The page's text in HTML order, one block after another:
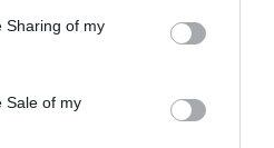
behaviour. You may click to
and its third-party tags to
purposes in below Google
Sharing of my
Sale of my
azok az olvasók személyes véleményét